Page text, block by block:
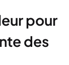
pour
des